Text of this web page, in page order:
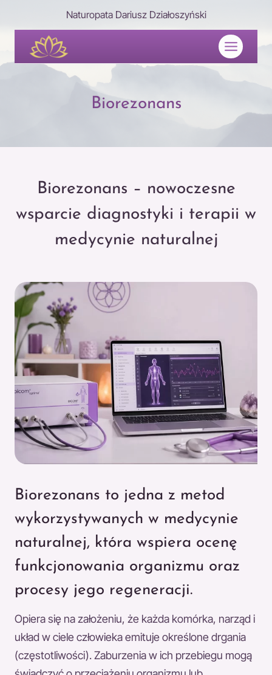
Naturopata Dariusz Działoszyński
Biorezonans
Biorezonans – nowoczesne
wsparcie diagnostyki i terapii w
medycynie naturalnej
Biorezonans to jedna z metod
wykorzystywanych w medycynie
naturalnej, która wspiera ocenę
funkcjonowania organizmu oraz
procesy jego regeneracji.
Opiera się na założeniu, że każda komórka, narząd i
układ w ciele człowieka emituje określone drgania
(częstotliwości). Zaburzenia w ich przebiegu mogą